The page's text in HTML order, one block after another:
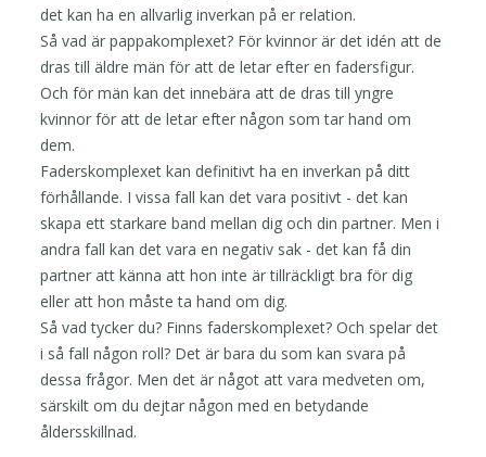
det kan ha en allvarlig inverkan på er relation.
Så vad är pappakomplexet? För kvinnor är det idén att de
dras till äldre män för att de letar efter en fadersfigur.
Och för män kan det innebära att de dras till yngre
kvinnor för att de letar efter någon som tar hand om
dem.
Faderskomplexet kan definitivt ha en inverkan på ditt
förhållande. I vissa fall kan det vara positivt - det kan
skapa ett starkare band mellan dig och din partner. Men i
andra fall kan det vara en negativ sak - det kan få din
partner att känna att hon inte är tillräckligt bra för dig
eller att hon måste ta hand om dig.
Så vad tycker du? Finns faderskomplexet? Och spelar det
i så fall någon roll? Det är bara du som kan svara på
dessa frågor. Men det är något att vara medveten om,
särskilt om du dejtar någon med en betydande
åldersskillnad.